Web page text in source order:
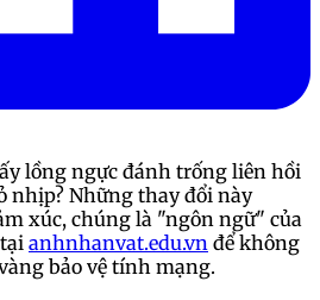
lồng ngực đánh trống liên hồi
nhịp? Những thay đổi này
xúc, chúng là "ngôn ngữ" của
anhnhanvat.edu.vn để không
bảo vệ tính mạng.